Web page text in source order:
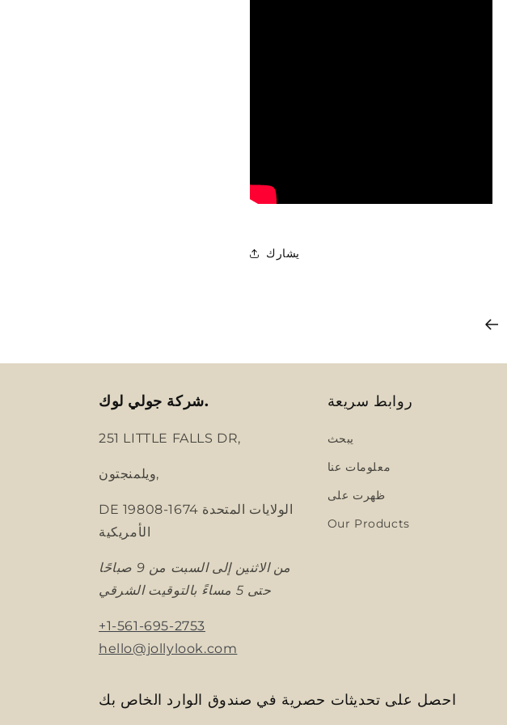
يشارك
شركة جولي لوك.
251 LITTLE FALLS DR,
ويلمنجتون,
DE 19808-1674 الولايات المتحدة
الأمريكية
من الاثنين إلى السبت من 9 صباحًا
حتى 5 مساءً بالتوقيت الشرقي
+1-561-695-2753
hello@jollylook.com
روابط سريعة
يبحث
معلومات عنا
ظهرت على
Our Products
احصل على تحديثات حصرية في صندوق الوارد الخاص بك